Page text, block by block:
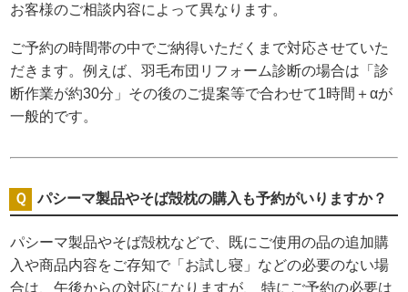
お客様のご相談内容によって異なります。
ご予約の時間帯の中でご納得いただくまで対応させていた
だきます。例えば、羽毛布団リフォーム診断の場合は「診
断作業が約30分」その後のご提案等で合わせて1時間＋αが
一般的です。
パシーマ製品やそば殻枕の購入も予約がいりますか？
パシーマ製品やそば殻枕などで、既にご使用の品の追加購
入や商品内容をご存知で「お試し寝」などの必要のない場
合は、午後からの対応になりますが、 特にご予約の必要は